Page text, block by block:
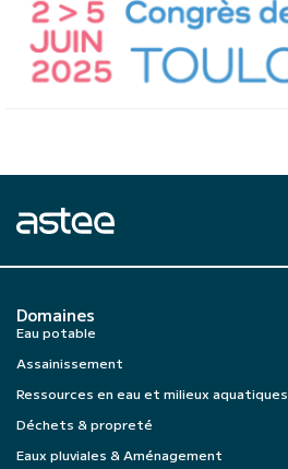
Domaines
Eau potable
Assainissement
Ressources en eau et milieux aquatiques
Déchets & propreté
Eaux pluviales & Aménagement